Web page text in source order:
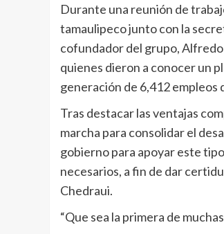
Durante una reunión de
tamaulipeco junto con la
cofundador del grupo,
quienes dieron a conocer un
generación de 6,412 empleos
Tras destacar las ventajas
marcha para consolidar el
gobierno para apoyar este
necesarios, a fin de dar
Chedraui.
“Que sea la primera de